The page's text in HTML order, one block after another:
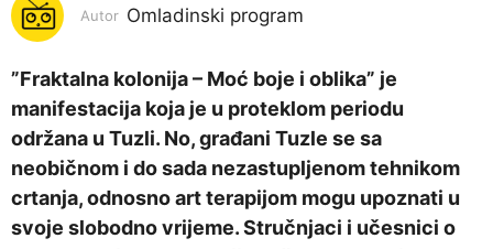
n
a
p
r
i
j
e
Autor Omladinski program
”Fraktalna kolonija – Moć boje i oblika” je
manifestacija koja je u proteklom periodu
održana u Tuzli. No, građani Tuzle se sa
neobičnom i do sada nezastupljenom tehnikom
crtanja, odnosno art terapijom mogu upoznati u
svoje slobodno vrijeme. Stručnjaci i učesnici o